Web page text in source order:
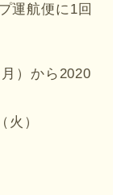
運航便に1回
）から2020
火）